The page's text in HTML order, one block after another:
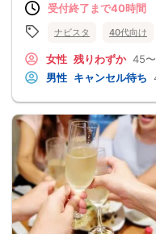
受付終了まで40時間
ナビスタ 40代向け
女性 残りわずか 45
男性 キャンセル待ち